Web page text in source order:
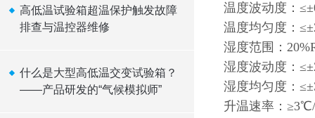
高低温试验箱超温保护触发故障
排查与温控器维修
什么是大型高低温交变试验箱？
——产品研发的“气候模拟师”
温度波动度：
温度均匀度：
湿度范围：
湿度波动度：
湿度均匀度：
升温速率：